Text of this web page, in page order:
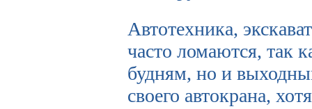
Автотехника,
часто ломаются, так
будням, но и
своего автокрана,